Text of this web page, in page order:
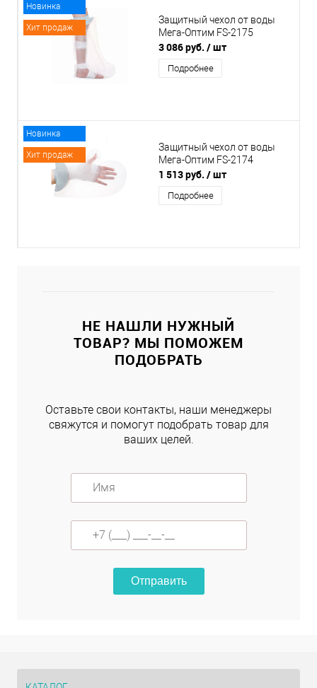
Новинка
Хит продаж
Защитный чехол от воды
Мега-Оптим FS-2175
3 086 руб. / шт
Подробнее
Новинка
Хит продаж
Защитный чехол от воды
Мега-Оптим FS-2174
1 513 руб. / шт
Подробнее
НЕ НАШЛИ НУЖНЫЙ
ТОВАР? МЫ ПОМОЖЕМ
ПОДОБРАТЬ
Оставьте свои контакты, наши менеджеры
свяжутся и помогут подобрать товар для
ваших целей.
Отправить